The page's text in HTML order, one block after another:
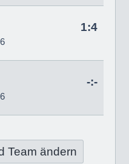
1:4
-:-
Team ändern